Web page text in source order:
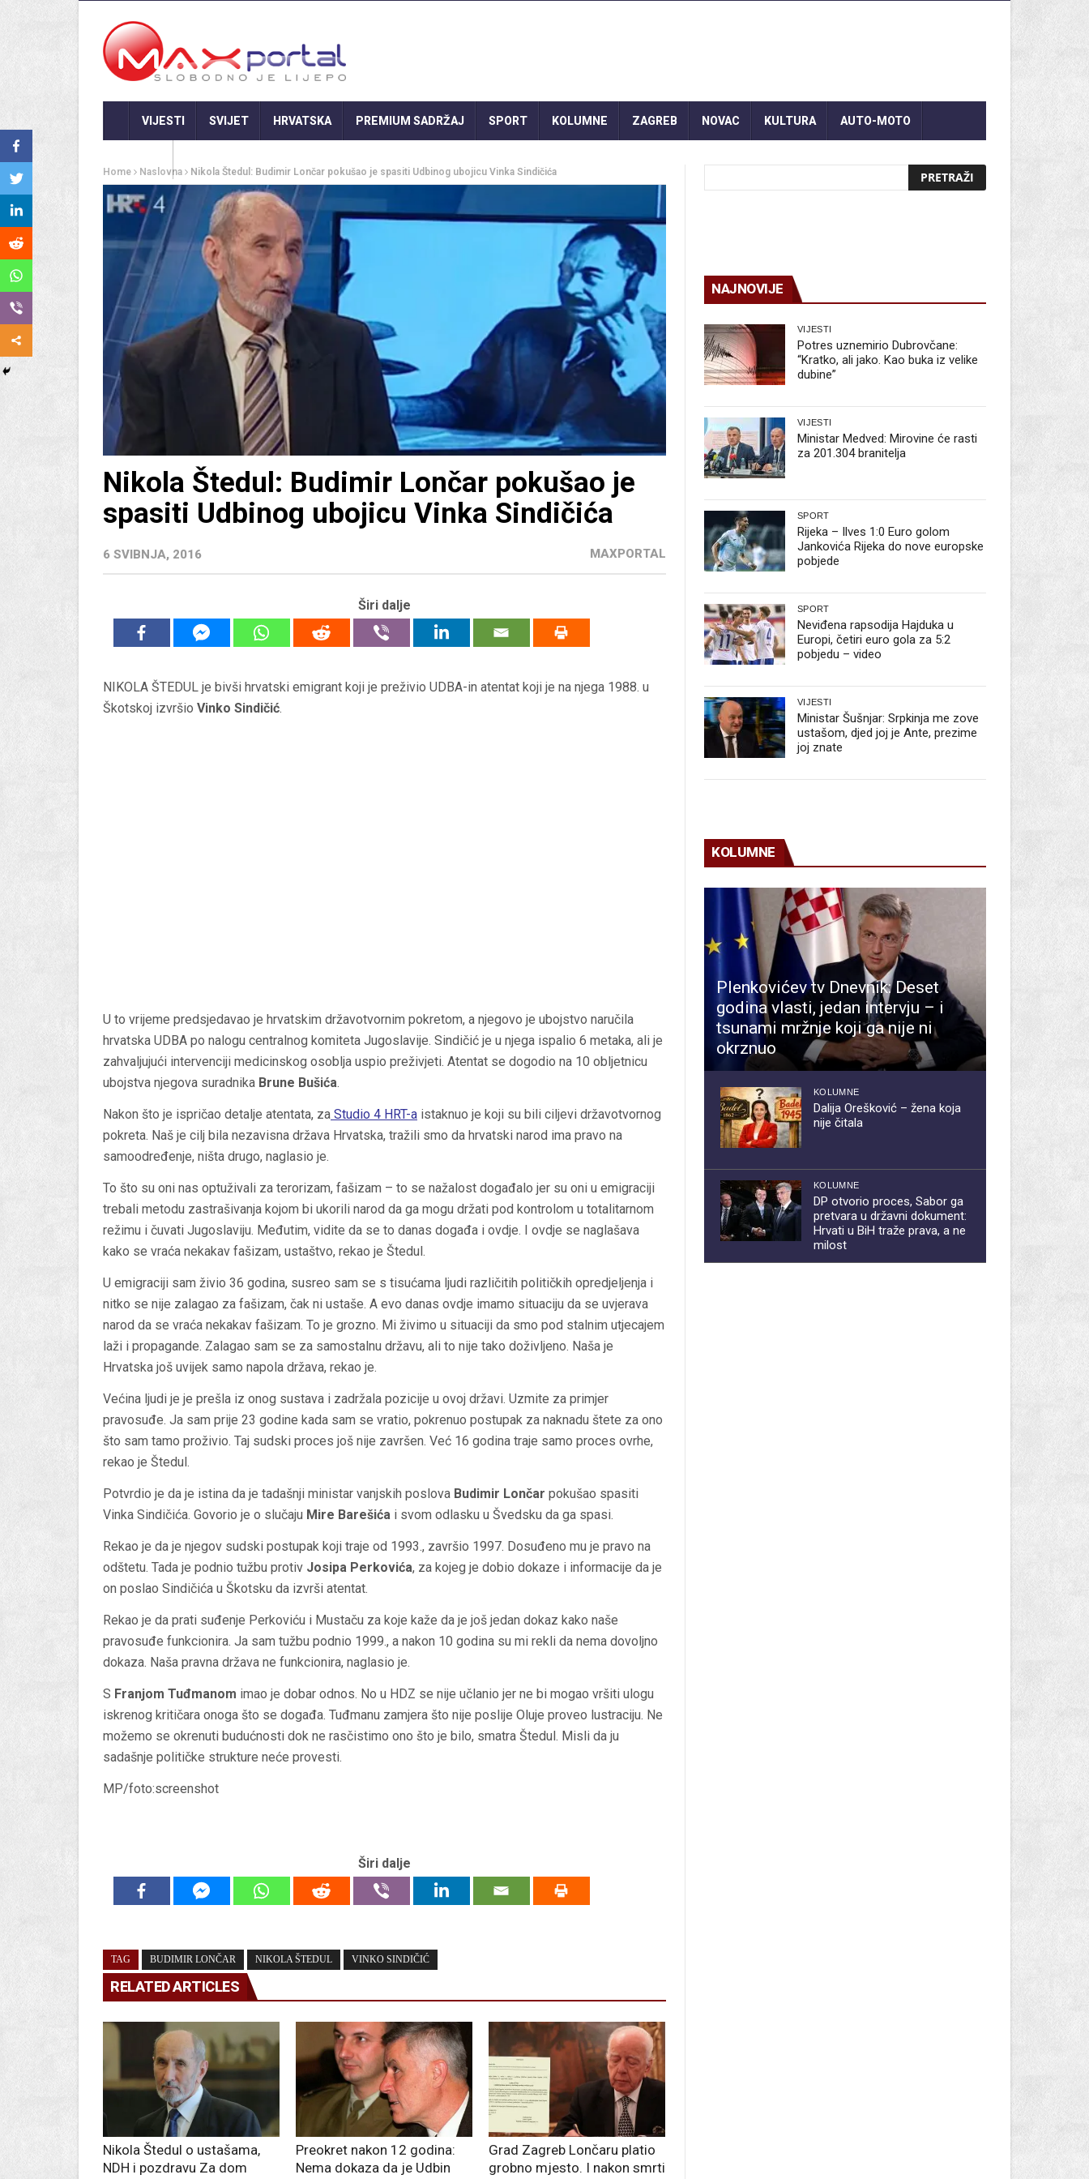
VIJESTI SVIJET HRVATSKA PREMIUM SADRŽAJ SPORT KOLUMNE ZAGREB NOVAC KULTURA AUTO-MOTO
Home Naslovna Nikola Štedul: Budimir Lončar pokušao je spasiti Udbinog ubojicu Vinka Sindičića
Nikola Štedul: Budimir Lončar pokušao je
spasiti Udbinog ubojicu Vinka Sindičića
6 SVIBNJA, 2016 MAXPORTAL
Širi dalje
NIKOLA ŠTEDUL je bivši hrvatski emigrant koji je preživio UDBA-in atentat koji je na njega 1988. u
Škotskoj izvršio Vinko Sindičić.
U to vrijeme predsjedavao je hrvatskim državotvornim pokretom, a njegovo je ubojstvo naručila
hrvatska UDBA po nalogu centralnog komiteta Jugoslavije. Sindičić je u njega ispalio 6 metaka, ali je
zahvaljujući intervenciji medicinskog osoblja uspio preživjeti. Atentat se dogodio na 10 obljetnicu
ubojstva njegova suradnika Brune Bušića.
Nakon što je ispričao detalje atentata, za Studio 4 HRT-a istaknuo je koji su bili ciljevi državotvornog
pokreta. Naš je cilj bila nezavisna država Hrvatska, tražili smo da hrvatski narod ima pravo na
samoodređenje, ništa drugo, naglasio je.
To što su oni nas optuživali za terorizam, fašizam – to se nažalost događalo jer su oni u emigraciji
trebali metodu zastrašivanja kojom bi ukorili narod da ga mogu držati pod kontrolom u totalitarnom
režimu i čuvati Jugoslaviju. Međutim, vidite da se to danas događa i ovdje. I ovdje se naglašava
kako se vraća nekakav fašizam, ustaštvo, rekao je Štedul.
U emigraciji sam živio 36 godina, susreo sam se s tisućama ljudi različitih političkih opredjeljenja i
nitko se nije zalagao za fašizam, čak ni ustaše. A evo danas ovdje imamo situaciju da se uvjerava
narod da se vraća nekakav fašizam. To je grozno. Mi živimo u situaciji da smo pod stalnim utjecajem
laži i propagande. Zalagao sam se za samostalnu državu, ali to nije tako doživljeno. Naša je
Hrvatska još uvijek samo napola država, rekao je.
Većina ljudi je je prešla iz onog sustava i zadržala pozicije u ovoj državi. Uzmite za primjer
pravosuđe. Ja sam prije 23 godine kada sam se vratio, pokrenuo postupak za naknadu štete za ono
što sam tamo proživio. Taj sudski proces još nije završen. Već 16 godina traje samo proces ovrhe,
rekao je Štedul.
Potvrdio je da je istina da je tadašnji ministar vanjskih poslova Budimir Lončar pokušao spasiti
Vinka Sindičića. Govorio je o slučaju Mire Barešića i svom odlasku u Švedsku da ga spasi.
Rekao je da je njegov sudski postupak koji traje od 1993., završio 1997. Dosuđeno mu je pravo na
odštetu. Tada je podnio tužbu protiv Josipa Perkovića, za kojeg je dobio dokaze i informacije da je
on poslao Sindičića u Škotsku da izvrši atentat.
Rekao je da prati suđenje Perkoviću i Mustaču za koje kaže da je još jedan dokaz kako naše
pravosuđe funkcionira. Ja sam tužbu podnio 1999., a nakon 10 godina su mi rekli da nema dovoljno
dokaza. Naša pravna država ne funkcionira, naglasio je.
S Franjom Tuđmanom imao je dobar odnos. No u HDZ se nije učlanio jer ne bi mogao vršiti ulogu
iskrenog kritičara onoga što se događa. Tuđmanu zamjera što nije poslije Oluje proveo lustraciju. Ne
možemo se okrenuti budućnosti dok ne rasčistimo ono što je bilo, smatra Štedul. Misli da ju
sadašnje političke strukture neće provesti.
MP/foto:screenshot
Širi dalje
TAG BUDIMIR LONČAR NIKOLA ŠTEDUL VINKO SINDIČIĆ
RELATED ARTICLES
Nikola Štedul o ustašama,
NDH i pozdravu Za dom
Preokret nakon 12 godina:
Nema dokaza da je Udbin
Grad Zagreb Lončaru platio
grobno mjesto. I nakon smrti
NAJNOVIJE
VIJESTI
Potres uznemirio Dubrovčane:
“Kratko, ali jako. Kao buka iz velike
dubine”
VIJESTI
Ministar Medved: Mirovine će rasti
za 201.304 branitelja
SPORT
Rijeka – Ilves 1:0 Euro golom
Jankovića Rijeka do nove europske
pobjede
SPORT
Neviđena rapsodija Hajduka u
Europi, četiri euro gola za 5:2
pobjedu – video
VIJESTI
Ministar Šušnjar: Srpkinja me zove
ustašom, djed joj je Ante, prezime
joj znate
KOLUMNE
Plenkovićev tv Dnevnik: Deset
godina vlasti, jedan intervju – i
tsunami mržnje koji ga nije ni
okrznuo
KOLUMNE
Dalija Orešković – žena koja
nije čitala
KOLUMNE
DP otvorio proces, Sabor ga
pretvara u državni dokument:
Hrvati u BiH traže prava, a ne
milost